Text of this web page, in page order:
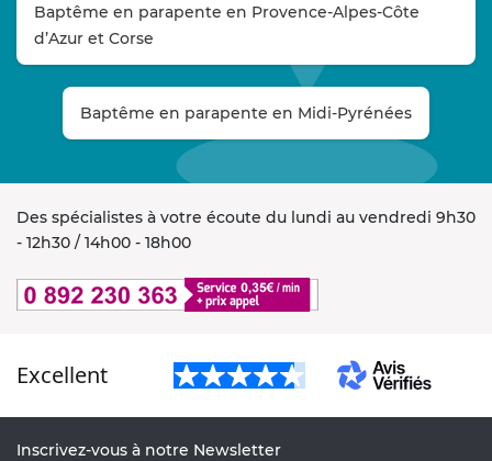
Baptême en parapente en Provence-Alpes-Côte
d’Azur et Corse
Baptême en parapente en Midi-Pyrénées
Des spécialistes à votre écoute du lundi au vendredi 9h30
- 12h30 / 14h00 - 18h00
Excellent
Inscrivez-vous à notre Newsletter